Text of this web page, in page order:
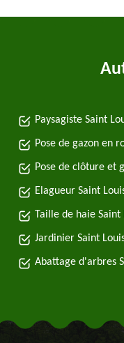
Paysagiste Saint
Pose de gazon en
Pose de clôture et
Elagueur Saint
Taille de haie Saint
Jardinier Saint
Abattage d'arbres